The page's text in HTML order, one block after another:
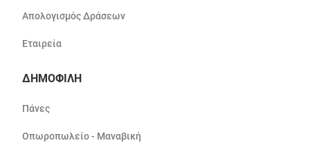
Απολογισμός Δράσεων
Εταιρεία
ΔΗΜΟΦΙΛΗ
Πάνες
Οπωροπωλείο - Μαναβική